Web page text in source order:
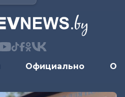
Официально